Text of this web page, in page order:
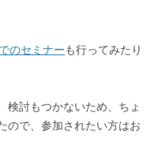
のセミナーも行ってみたり
検討もつかないため、ちょ
ので、参加されたい方はお